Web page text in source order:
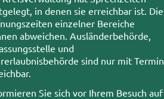
in denen sie erreichbar ist. Die
einzelner Bereiche
abweichen. Ausländerbehörde,
und
sind nur mit Termin
Sie sich vor Ihrem Besuch auf